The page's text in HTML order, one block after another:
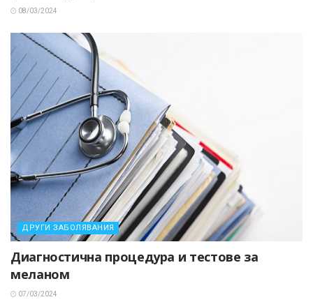
08/03/2024
ДРУГИ ЗАБОЛЯВАНИЯ
Диагностична процедура и тестове за
меланом
07/03/2024